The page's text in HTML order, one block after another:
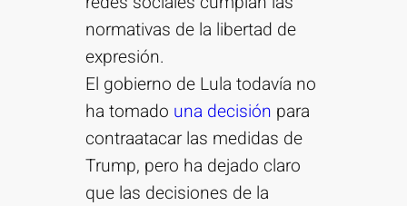
normativas de la libertad de
expresión.
El gobierno de Lula todavía no
ha tomado una decisión para
contraatacar las medidas de
Trump, pero ha dejado claro
que las decisiones de la